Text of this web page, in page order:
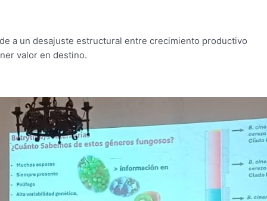
a un desajuste estructural entre crecimiento productivo
valor en destino.